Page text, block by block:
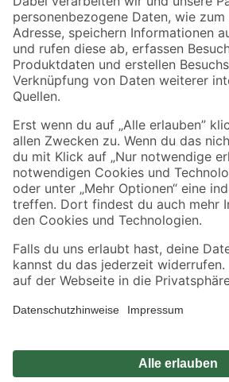
Zahlungsarten
Sicher einkaufen
Jetzt die toom-App herunterladen
Alle Preisangaben in EUR inkl. gesetzl. MwSt.. Die
Umständen nicht in allen Märkten verfügbar. Die
Produkte nur solange der Vorrat reicht.
*Paketversand ab 59 € versandkostenfrei, gilt nicht für
Privatsphäre Impressum
Nutzungsbedingungen
Widerrufsrecht